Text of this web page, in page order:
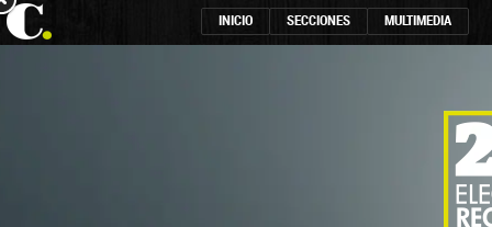
INICIO SECCIONES MULTIMEDIA